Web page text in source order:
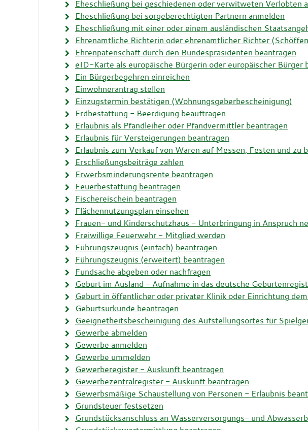
Eheschließung bei geschiedenen oder verwitweten Verlobten
Eheschließung bei sorgeberechtigten Partnern anmelden
Eheschließung mit einer oder einem ausländischen
Ehrenamtliche Richterin oder ehrenamtlicher Richter
Ehrenpatenschaft durch den Bundespräsidenten beantragen
eID-Karte als europäische Bürgerin oder europäischer Bürger
Ein Bürgerbegehren einreichen
Einwohnerantrag stellen
Einzugstermin bestätigen (Wohnungsgeberbescheinigung)
Erdbestattung - Beerdigung beauftragen
Erlaubnis als Pfandleiher oder Pfandvermittler beantragen
Erlaubnis für Versteigerungen beantragen
Erlaubnis zum Verkauf von Waren auf Messen, Festen und zu
Erschließungsbeiträge zahlen
Erwerbsminderungsrente beantragen
Feuerbestattung beantragen
Fischereischein beantragen
Flächennutzungsplan einsehen
Frauen- und Kinderschutzhaus - Unterbringung in Anspruch
Freiwillige Feuerwehr - Mitglied werden
Führungszeugnis (einfach) beantragen
Führungszeugnis (erweitert) beantragen
Fundsache abgeben oder nachfragen
Geburt im Ausland - Aufnahme in das deutsche
Geburt in öffentlicher oder privater Klinik oder Einrichtung
Geburtsurkunde beantragen
Geeignetheitsbescheinigung des Aufstellungsortes für
Gewerbe abmelden
Gewerbe anmelden
Gewerbe ummelden
Gewerberegister - Auskunft beantragen
Gewerbezentralregister - Auskunft beantragen
Gewerbsmäßige Schaustellung von Personen - Erlaubnis
Grundsteuer festsetzen
Grundstücksanschluss an Wasserversorgungs- und